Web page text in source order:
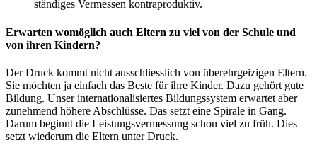
ständiges Vermessen kontraproduktiv.
Erwarten womöglich auch Eltern zu viel von der Schule und
von ihren Kindern?
Der Druck kommt nicht ausschliesslich von überehrgeizigen Eltern.
Sie möchten ja einfach das Beste für ihre Kinder. Dazu gehört gute
Bildung. Unser internationalisiertes Bildungssystem erwartet aber
zunehmend höhere Abschlüsse. Das setzt eine Spirale in Gang.
Darum beginnt die Leistungsvermessung schon viel zu früh. Dies
setzt wiederum die Eltern unter Druck.